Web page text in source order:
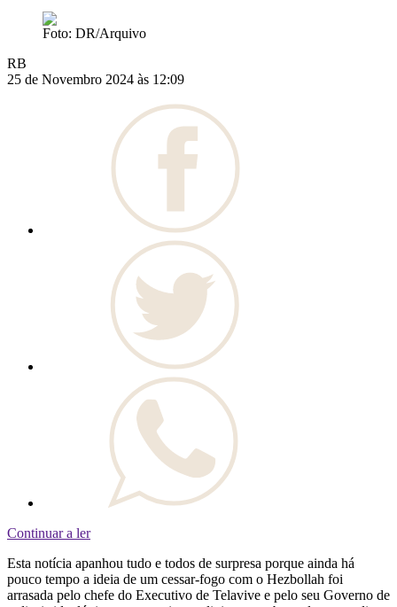
Foto: DR/Arquivo
RB
25 de Novembro 2024 às 12:09
Continuar a ler
Esta notícia apanhou tudo e todos de surpresa porque ainda há
pouco tempo a ideia de um cessar-fogo com o Hezbollah foi
arrasada pelo chefe do Executivo de Telavive e pelo seu Governo de